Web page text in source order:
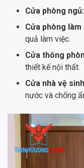
Cửa phòng ngủ:
Cửa phòng làm
quả làm việc.
Cửa thông
thiết kế nội thất.
Cửa nhà vệ
nước và chống